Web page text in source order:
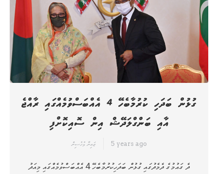
ގުޅުން ބަދަހި ކުރުމާބެހޭ 4 އެއްބަސްވުމެއްގައި ރާއްޖެ
އާއި ބަންގްލަދޭޝް އިން ސޮއިކޮށްފި
ޒައިނާ މުހުސިން 5 years ago
ދެ ގައުމުގެ ދެމެދުގައި ގުޅުން ބަދަހިކުރުމާބެހޭ 4 އެއްބަސްވުމެއްގައި މިއަދު